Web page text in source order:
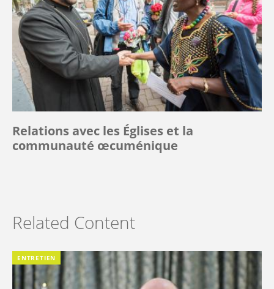
Relations avec les Églises et la
communauté œcuménique
Related Content
ENTRETIEN